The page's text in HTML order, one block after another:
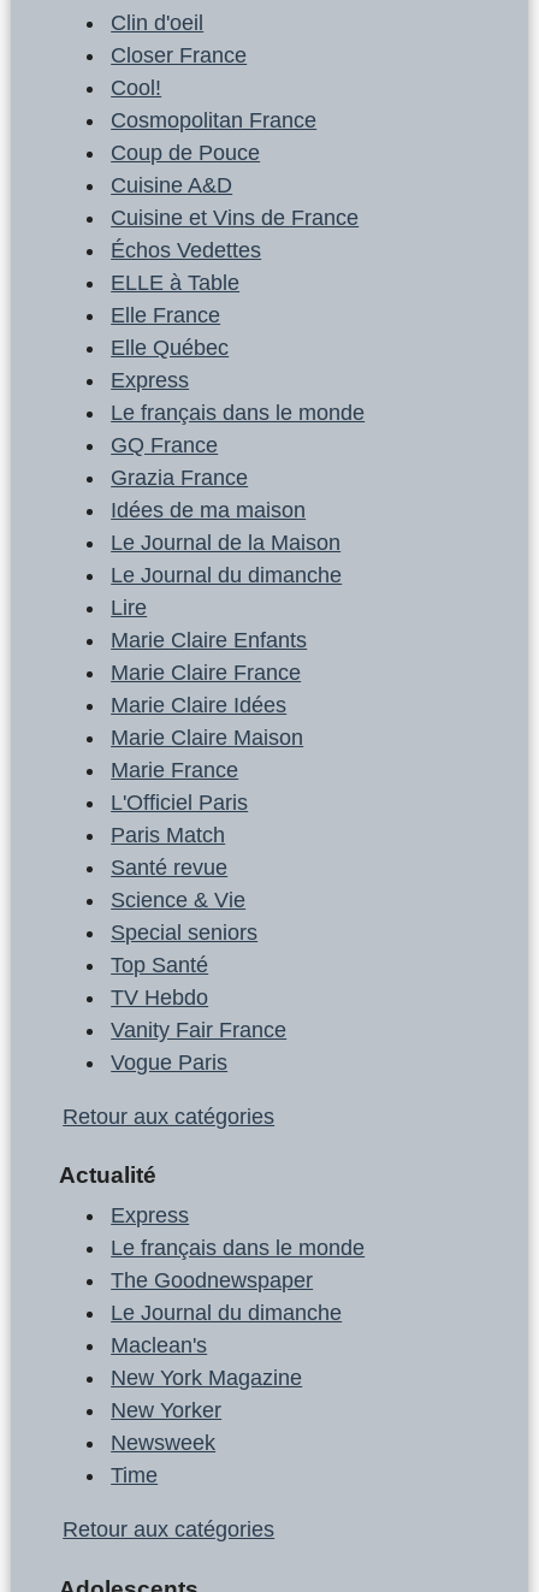
Clin d'oeil
Closer France
Cool!
Cosmopolitan France
Coup de Pouce
Cuisine A&D
Cuisine et Vins de France
Échos Vedettes
ELLE à Table
Elle France
Elle Québec
Express
Le français dans le monde
GQ France
Grazia France
Idées de ma maison
Le Journal de la Maison
Le Journal du dimanche
Lire
Marie Claire Enfants
Marie Claire France
Marie Claire Idées
Marie Claire Maison
Marie France
L'Officiel Paris
Paris Match
Santé revue
Science & Vie
Special seniors
Top Santé
TV Hebdo
Vanity Fair France
Vogue Paris
Retour aux catégories
Actualité
Express
Le français dans le monde
The Goodnewspaper
Le Journal du dimanche
Maclean's
New York Magazine
New Yorker
Newsweek
Time
Retour aux catégories